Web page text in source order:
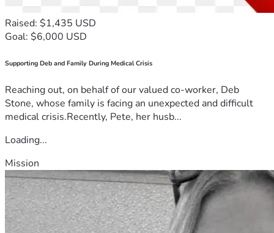
Raised: $1,435 USD
Goal: $6,000 USD
Supporting Deb and Family During Medical Crisis
Reaching out, on behalf of our valued co-worker, Deb
Stone, whose family is facing an unexpected and difficult
medical crisis.Recently, Pete, her husb...
Loading...
Mission